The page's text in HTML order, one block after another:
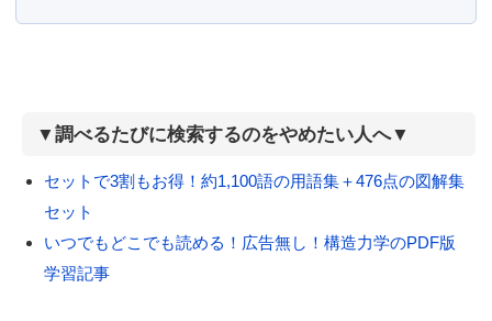
▼調べるたびに検索するのをやめたい人へ▼
セットで3割もお得！約1,100語の用語集＋476点の図解集
セット
いつでもどこでも読める！広告無し！構造力学のPDF版
学習記事